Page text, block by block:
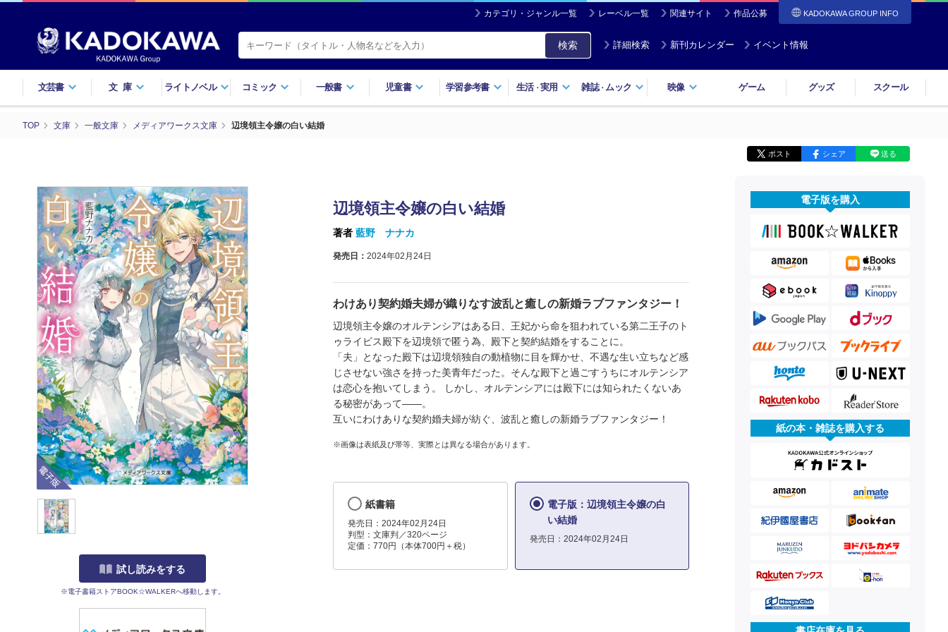
カテゴリ・ジャンル一覧 レーベル一覧 関連サイト 作品公募 KADOKAWA GROUP INFO
検索 詳細検索 新刊カレンダー イベント情報
文芸書 文庫 ライトノベル コミック 一般書 児童書 学習参考書 生活・実用 雑誌・ ムック 映像 ゲーム グッズ スクール
TOP 文庫 一般文庫 メディアワークス文庫 辺境領主令嬢の白い結婚
ポスト シェア 送る
電子版
試し読みをする
※電子書籍ストアBOOK☆WALKERへ移動します。
辺境領主令嬢の白い結婚
著者 藍野 ナナカ
発売日： 2024年02月24日
わけあり契約婚夫婦が織りなす波乱と癒しの新婚ラブファンタジー！
辺境領主令嬢のオルテンシアはある日、王妃から命を狙われている第二王子のト
ゥライビス殿下を辺境領で匿う為、殿下と契約結婚をすることに。
「夫」となった殿下は辺境領独自の動植物に目を輝かせ、不遇な生い立ちなど感
じさせない強さを持った美青年だった。そんな殿下と過ごすうちにオルテンシア
は恋心を抱いてしまう。 しかし、オルテンシアには殿下には知られたくないあ
る秘密があって――。
互いにわけありな契約婚夫婦が紡ぐ、波乱と癒しの新婚ラブファンタジー！
※画像は表紙及び帯等、実際とは異なる場合があります。
紙書籍
発売日：2024年02月24日
判型：文庫判／320ページ
定価：770円（本体700円＋税）
電子版：辺境領主令嬢の白
い結婚
発売日：2024年02月24日
電子版を購入
紙の本・雑誌を購入する